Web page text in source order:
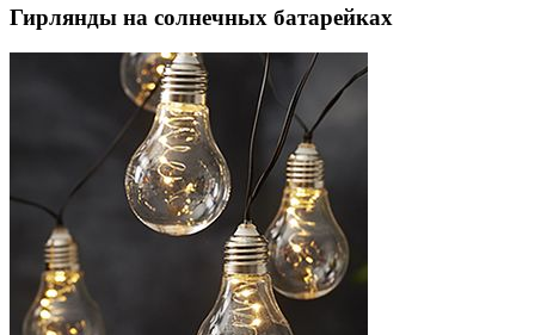
Гирлянды на солнечных батарейках